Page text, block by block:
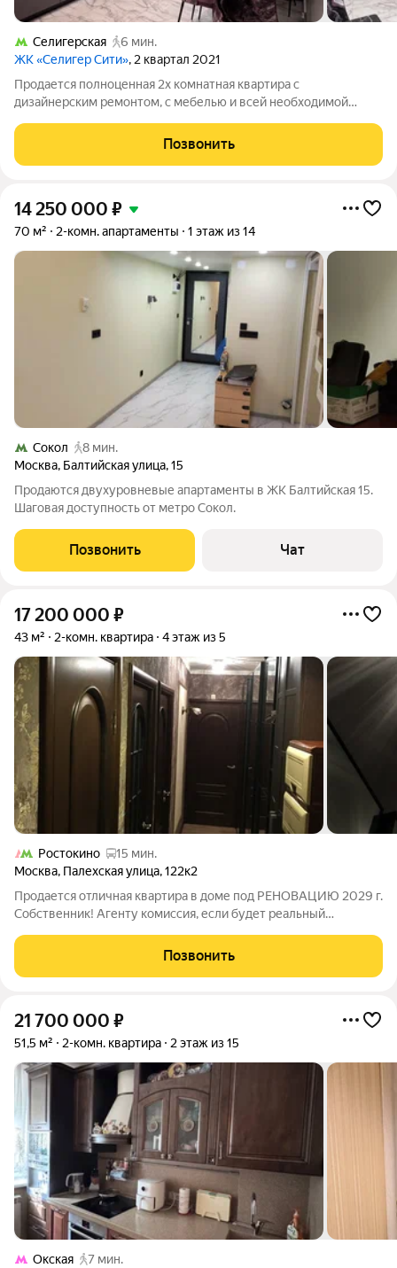
Селигерская
6 мин.
ЖК «Селигер Сити», 2 квартал 2021
Продается полноценная 2х комнатная квартира с
дизайнерским ремонтом, с мебелью и всей необходимой
"Репин". На территории комплекса расположены: зоны отдыха
и занятия спортом, дет сады, также на
Позвонить
14 250 000 ₽
70 м² 2-комн. апартаменты 1 этаж из 14
Сокол
8 мин.
Москва, Балтийская улица,15
Продаются двухуровневые апартаменты в ЖК Балтийская 15.
Шаговая доступность от метро Сокол.
Позвонить Чат
17 200 000 ₽
43 м² 2-комн. квартира 4 этаж из 5
Ростокино
15 мин.
Москва, Палехская улица,122к2
Продается отличная квартира в доме под РЕНОВАЦИЮ 2029 г.
Собственник! Агенту комиссия, если будет реальный
квартиру с евроремонтом, с мебелью и бытовой техникой в
теплом кирпичном доме. Комнаты
Позвонить
21 700 000 ₽
51,5 м² 2-комн. квартира 2 этаж из 15
Окская 7 мин.